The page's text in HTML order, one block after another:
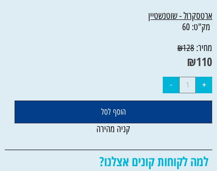
ארטסקרול - שוטנשטיין
מק"ט: 60
מחיר:
₪128
₪110
הוסף לסל
קניה מהירה
למה לקוחות קונים אצלנו?